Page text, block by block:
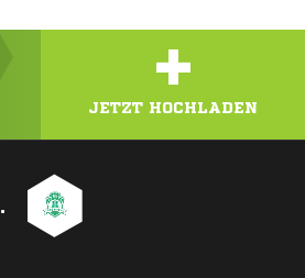
+
JETZT HOCHLADEN